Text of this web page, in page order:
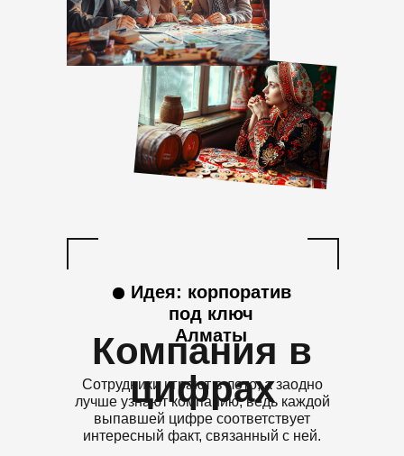
Компания в
цифрах
Сотрудники играют в лото, а заодно
лучше узнают компанию, ведь каждой
выпавшей цифре соответствует
интересный факт, связанный с ней.
Идея: корпоратив
под ключ
Алматы